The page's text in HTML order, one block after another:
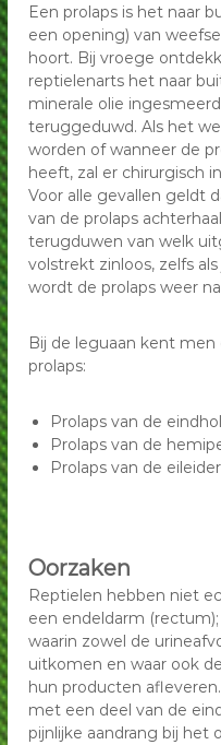
Een prolaps is het naar
een opening) van
hoort. Bij vroege
reptielenarts het naar
minerale olie
teruggeduwd. Als het
worden of wanneer de
heeft, zal er chirurgisch
Voor alle gevallen geldt
van de prolaps
terugduwen van welk
volstrekt zinloos, zelfs
wordt de prolaps weer
Bij de leguaan kent
prolaps:
Prolaps van de
Prolaps van de
Prolaps van de eileider
Oorzaken
Reptielen hebben niet
een endeldarm
waarin zowel de
uitkomen en waar ook
hun producten
met een deel van de
pijnlijke aandrang bij het